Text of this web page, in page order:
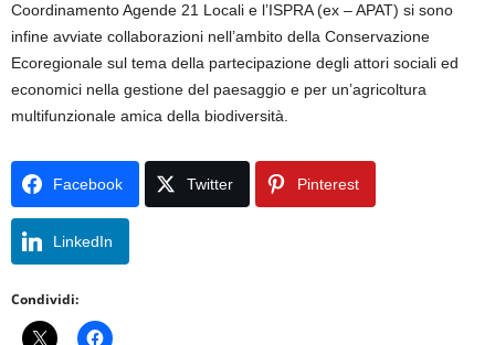
Coordinamento Agende 21 Locali e l’ISPRA (ex – APAT) si sono
infine avviate collaborazioni nell’ambito della Conservazione
Ecoregionale sul tema della partecipazione degli attori sociali ed
economici nella gestione del paesaggio e per un’agricoltura
multifunzionale amica della biodiversità.
Facebook Twitter Pinterest
LinkedIn
Condividi: